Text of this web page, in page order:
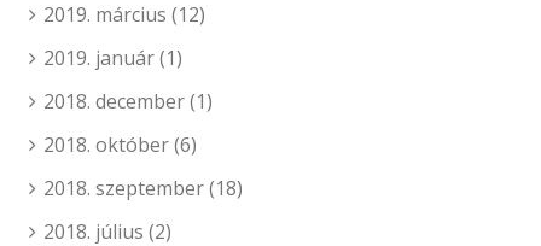
2019. március (12)
2019. január(1)
2018. december(1)
2018. október(6)
2018. szeptember(18)
2018. július (2)